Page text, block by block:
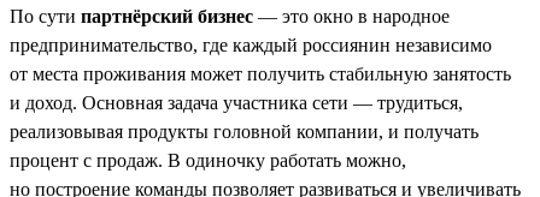
По сути партнёрский бизнес — это окно в народное
предпринимательство, где каждый россиянин независимо
от места проживания может получить стабильную занятость
и доход. Основная задача участника сети — трудиться,
реализовывая продукты головной компании, и получать
процент с продаж. В одиночку работать можно,
но построение команды позволяет развиваться и увеличивать